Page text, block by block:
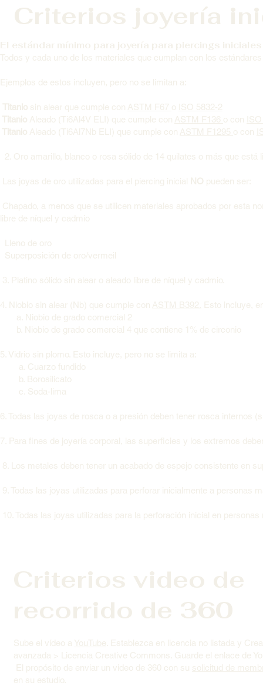
Criterios joyería
El estándar mínimo para joyería para piercings
Todos y cada uno de los materiales que cumplan con los
Ejemplos de estos incluyen, pero no se limitan a:
Titanio sin alear que cumple con ASTM F67 o
ISO 5832-2
Titanio Aleado (Ti6Al4V ELI) que cumple con ASTM F136 o con
Titanio Aleado (Ti6Al7Nb ELI) que cumple con ASTM F1295 o con
2. Oro amarillo, blanco o rosa sólido de 14 quilates o más que está
Las joyas de oro utilizadas para el piercing inicial NO pueden ser:
Chapado, a menos que se utilicen materiales aprobados por esta
libre de níquel y cadmio
Lleno de oro
Superposición de oro/vermeil
3. Platino sólido sin alear o aleado libre de níquel y cadmio.
4. Niobio sin alear (Nb) que cumple con ASTM B392.
Esto incluye,
a. Niobio de grado comercial 2
b. Niobio de grado comercial 4 que contiene 1% de circonio
5. Vidrio sin plomo. Esto incluye, pero no se limita a:
a. Cuarzo fundido
b. Borosilicato
c. Soda-lima
6. Todas las joyas de rosca o a presión deben tener rosca internos
7. Para fines de joyería corporal, las superficies y los extremos
8. Los metales deben tener un acabado de espejo consistente en
9. Todas las joyas utilizadas para perforar inicialmente a personas
10. Todas las joyas utilizadas para la perforación inicial en
Criterios video de
recorrido de 360
Sube el vídeo a YouTube . Establezca en licencia no listada y
avanzada > Licencia Creative Commons. Guarde el enlace de
El propósito de enviar un video de 360 con su solicitud de
en su estudio.